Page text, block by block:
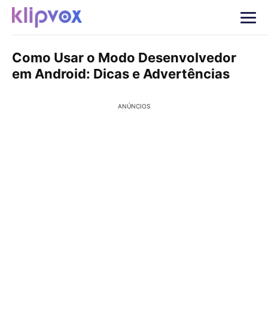
Como Usar o Modo Desenvolvedor
em Android: Dicas e Advertências
ANÚNCIOS